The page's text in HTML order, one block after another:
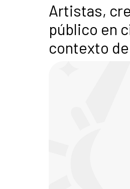
Artistas,
público en
contexto de